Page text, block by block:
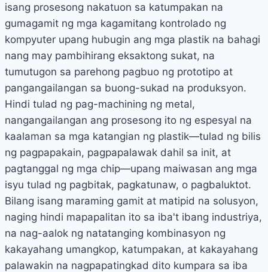
isang prosesong nakatuon sa katumpakan na
gumagamit ng mga kagamitang kontrolado ng
kompyuter upang hubugin ang mga plastik na bahagi
nang may pambihirang eksaktong sukat, na
tumutugon sa parehong pagbuo ng prototipo at
pangangailangan sa buong-sukad na produksyon.
Hindi tulad ng pag-machining ng metal,
nangangailangan ang prosesong ito ng espesyal na
kaalaman sa mga katangian ng plastik—tulad ng bilis
ng pagpapakain, pagpapalawak dahil sa init, at
pagtanggal ng mga chip—upang maiwasan ang mga
isyu tulad ng pagbitak, pagkatunaw, o pagbaluktot.
Bilang isang maraming gamit at matipid na solusyon,
naging hindi mapapalitan ito sa iba't ibang industriya,
na nag-aalok ng natatanging kombinasyon ng
kakayahang umangkop, katumpakan, at kakayahang
palawakin na nagpapatingkad dito kumpara sa iba